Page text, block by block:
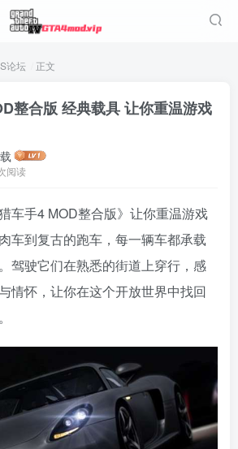
论坛 正文
整合版 经典载具 让你重温游戏
阅读
车手4 MOD整合版》让你重温游戏
车到复古的跑车，每一辆车都承载
驾驶它们在熟悉的街道上穿行，感
情怀，让你在这个开放世界中找回